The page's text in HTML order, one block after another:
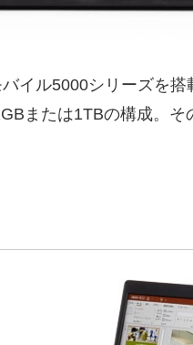
イル5000シリーズを
または1TBの構成。